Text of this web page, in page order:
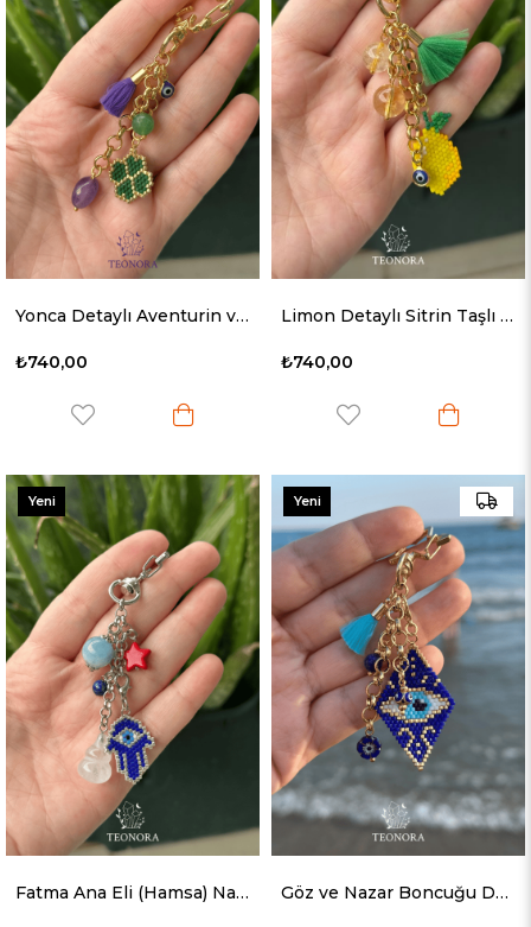
Yonca Detaylı Aventurin ve Ametist Taşlı Anahtarlık & Çanta Süsü
₺740,00
Limon Detaylı Sitrin Taşlı Anahtarlık & Çanta Süsü
₺740,00
Fatma Ana Eli (Hamsa) Nazarlık Detaylı Anahtarlık & Çanta Süsü
Yeni
Ürün
Göz ve Nazar Boncuğu Detaylı Anahtarlık & Çanta Süsü
Yeni
Ürün